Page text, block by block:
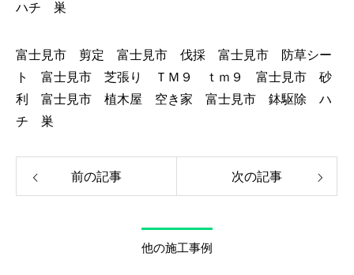
ハチ 巣
富士見市 剪定 富士見市 伐採 富士見市 防草シー
ト 富士見市 芝張り ＴＭ９ ｔｍ９ 富士見市 砂
利 富士見市 植木屋 空き家 富士見市 鉢駆除 ハ
チ 巣
前の記事 次の記事
他の施工事例